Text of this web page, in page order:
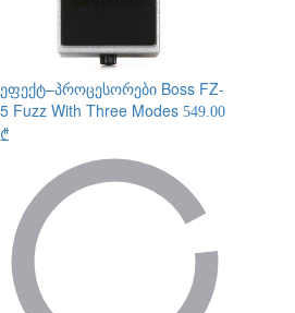
ეფექტ–პროცესორები Boss FZ-
5 Fuzz With Three Modes 549.00
₾